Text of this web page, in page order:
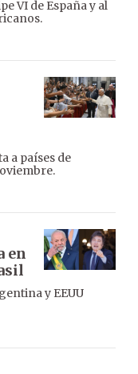
VI de España y al
a países de
en
y EEUU